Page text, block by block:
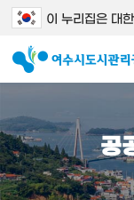
이 누리집은 대
공